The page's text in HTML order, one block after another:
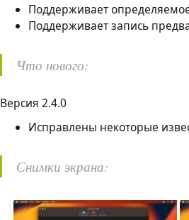
Поддерживает
Поддерживает запись
Что нового:
Версия 2.4.0
Исправлены некоторые
Снимки экрана: